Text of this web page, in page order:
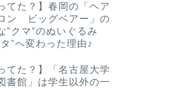
てた？】春岡の「ヘア
ン ビッグベアー」の
”クマ”のぬいぐるみ
”へ変わった理由♪
てた？】「名古屋大学
書館」は学生以外の一